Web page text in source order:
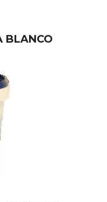
BLANCO